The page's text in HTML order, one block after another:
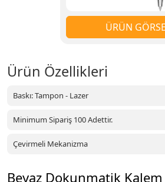
ÜRÜN
Ürün Özellikleri
Baskı: Tampon - Lazer
Minimum Sipariş 100 Adettir.
Çevirmeli Mekanizma
Beyaz Dokunmatik Kalem